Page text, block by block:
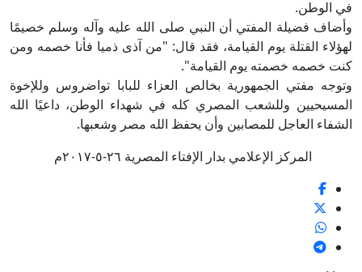
في الوطن.
وأضاف فضيلة المفتي أن النبي صلى الله عليه وآله وسلم خصيمًا
لهؤلاء القتلة يوم القيامة، فقد قال: "من آذى ذميا فأنا خصمه ومن
كنت خصمه خصمته يوم القيامة".
وتوجه مفتي الجمهورية بخالص العزاء للبابا تواضروس وللإخوة
المسيحيين وللشعب المصري كله في شهداء الوطن، داعيًا الله
الشفاء العاجل للمصابين وأن يحفظ الله مصر وشعبها.
المركز الإعلامي بدار الإفتاء المصرية ٢٦-٥-٢٠١٧م